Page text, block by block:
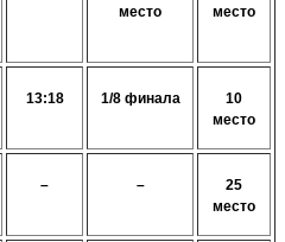
место
место
13:18 1/8 финала
10
место
– –
25
место